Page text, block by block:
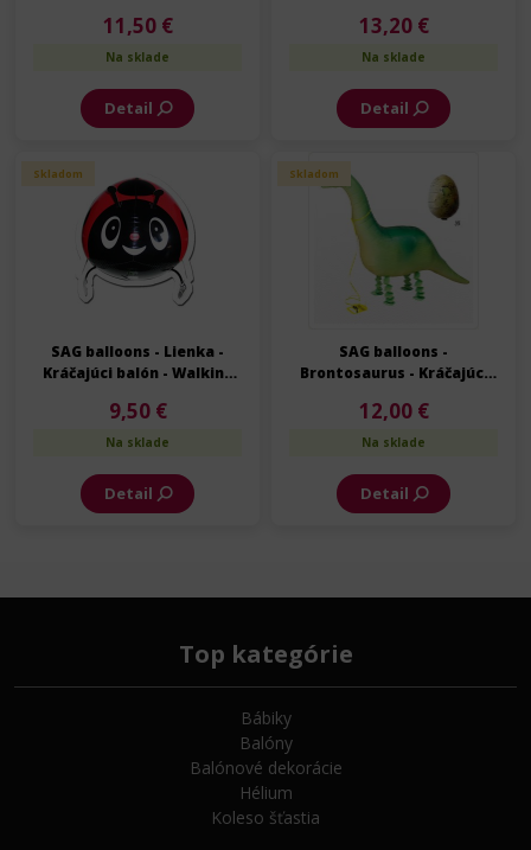
11,50 €
Na sklade
Detail
13,20 €
Na sklade
Detail
Skladom
SAG balloons - Lienka -
Kráčajúci balón - Walking
9,50 €
Na sklade
Detail
Skladom
SAG balloons -
Brontosaurus - Kráčajúci
114 cm
12,00 €
Na sklade
Detail
Top kategórie
Bábiky
Balóny
Balónové dekorácie
Hélium
Koleso šťastia